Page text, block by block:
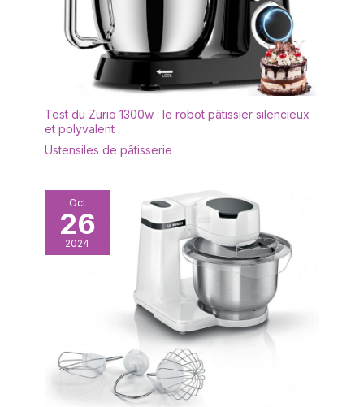
Test du Zurio 1300w : le robot pâtissier silencieux
et polyvalent
Ustensiles de pâtisserie
Oct
26
2024